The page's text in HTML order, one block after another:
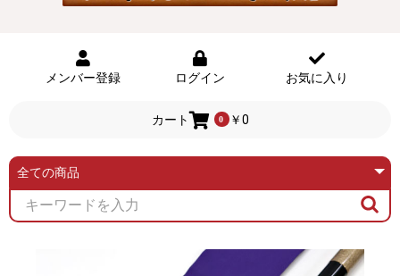
メンバー登録 ログイン お気に入り
カート 0 ￥0